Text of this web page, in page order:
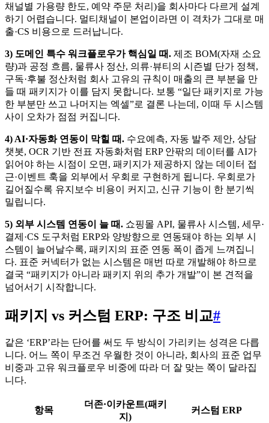
채널별 가용량 한도, 예약 주문 처리)을 회사마다 다르게 설계
하기 어렵습니다. 멀티채널이 본업이라면 이 격차가 그대로 매
출·CS 비용으로 드러납니다.
3) 도메인 특수 워크플로우가 핵심일 때. 제조 BOM(자재 소요
량)과 공정 흐름, 물류사 정산, 의류·뷰티의 시즌별 단가 정책,
구독·후불 정산처럼 회사 고유의 규칙이 매출의 큰 부분을 만
들 때 패키지가 이를 담지 못합니다. 보통 “일단 패키지로 가능
한 부분만 쓰고 나머지는 엑셀”로 결론 나는데, 이때 두 시스템
사이 오차가 점점 커집니다.
4) AI·자동화 연동이 막힐 때. 수요예측, 자동 발주 제안, 상담
챗봇, OCR 기반 전표 자동화처럼 ERP 안팎의 데이터를 AI가
읽어야 하는 시점이 오면, 패키지가 제공하지 않는 데이터 접
근·이벤트 훅을 외부에서 우회로 구현하게 됩니다. 우회로가
길어질수록 유지보수 비용이 커지고, 신규 기능이 한 분기씩
밀립니다.
5) 외부 시스템 연동이 늘 때. 쇼핑몰 API, 물류사 시스템, 세무·
결제·CS 도구처럼 ERP와 양방향으로 연동돼야 하는 외부 시
스템이 늘어날수록, 패키지의 표준 연동 폭이 좁게 느껴집니
다. 표준 커넥터가 없는 시스템은 매번 따로 개발해야 하므로
결국 “패키지가 아니라 패키지 위의 추가 개발”이 본 견적을
넘어서기 시작합니다.
패키지 vs 커스텀 ERP: 구조 비교#
같은 ‘ERP’라는 단어를 써도 두 방식이 가리키는 성격은 다릅
니다. 어느 쪽이 무조건 우월한 것이 아니라, 회사의 표준 업무
비중과 고유 워크플로우 비중에 따라 더 잘 맞는 쪽이 달라집
니다.
항목
더존·이카운트(패키
지)
커스텀 ERP